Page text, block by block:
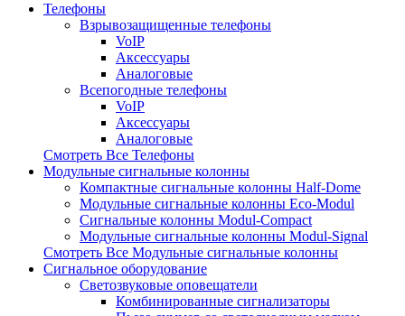
Телефоны
Взрывозащищенные телефоны
VoIP
Аксессуары
Аналоговые
Всепогодные телефоны
VoIP
Аксессуары
Аналоговые
Смотреть Все Телефоны
Модульные сигнальные колонны
Компактные сигнальные колонны Half-Dome
Модульные сигнальные колонны Eco-Modul
Сигнальные колонны Modul-Compact
Модульные сигнальные колонны Modul-Signal
Смотреть Все Модульные сигнальные колонны
Сигнальное оборудование
Светозвуковые оповещатели
Комбинированные сигнализаторы